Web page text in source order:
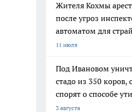
Жителя Кохмы
после угроз
автоматом для
11 июля
Под Ивановом
стадо из 350 коров,
спорят о способе
3 августа